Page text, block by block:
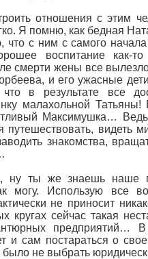
отношения с этим
Я помню, как бедная
что с ним с самого
воспитание как-
смерти жены все
и его ужасные
что в результате все
малахольной
Максимушка…
путешествовать, видеть
знакомства,
ну ты же знаешь наше
могу. Использую все
не приносит
кругах сейчас такая
предприятий… В
и сам постараться о
не выбрать